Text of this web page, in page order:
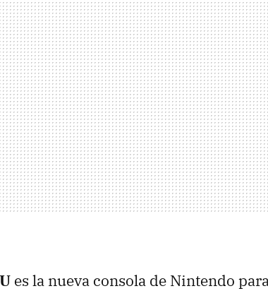
es la nueva consola de Nintendo